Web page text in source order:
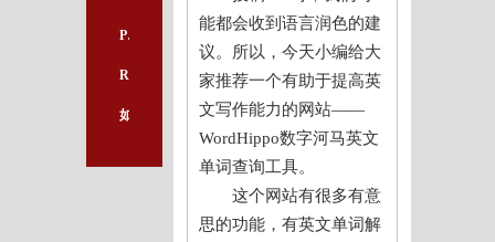
Plot Digitizer：自动提取文献图真实数据，这个文献阅读辅助利器真香！！
能都会收到语言润色的建
议。所以，今天小编给大
家推荐一个有助于提高英
文写作能力的网站——
WordHippo数字河马英文
单词查询工具。
这个网站有很多有意
思的功能，有英文单词解